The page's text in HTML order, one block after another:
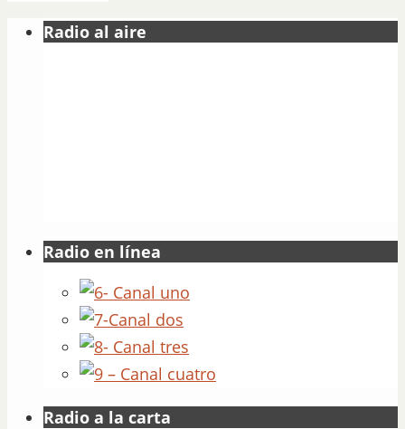
Radio al aire
Radio en línea
Radio a la carta